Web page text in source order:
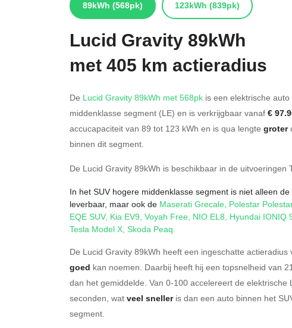
89kWh (568pk) 123kWh (839pk)
Lucid Gravity 89kWh
met 405 km actieradius
De Lucid Gravity 89kWh met 568pk is een elektrische
middenklasse segment (LE) en is verkrijgbaar vanaf €
accucapaciteit van 89 tot 123 kWh en is qua lengte groter
binnen dit segment.
De Lucid Gravity 89kWh is beschikbaar in de uitvoeringen
In het SUV hogere middenklasse segment is niet alleen
leverbaar, maar ook de Maserati Grecale, Polestar
EQE SUV, Kia EV9, Voyah Free, NIO EL8, Hyundai IONIQ
Tesla Model X, Skoda Peaq.
De Lucid Gravity 89kWh heeft een ingeschatte actieradius
goed kan noemen. Daarbij heeft hij een topsnelheid van
dan het gemiddelde. Van 0-100 accelereert de elektrische
seconden, wat veel snelleris dan een auto binnen het
segment.